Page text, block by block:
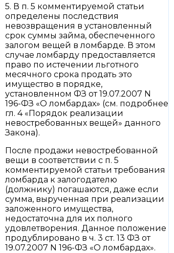
5. В п. 5 комментируемой статьи
определены последствия
невозвращения в установленный
срок суммы займа, обеспеченного
залогом вещей в ломбарде. В этом
случае ломбарду предоставляется
право по истечении льготного
месячного срока продать это
имущество в порядке,
установленном ФЗ от 19.07.2007 N
196-ФЗ «О ломбардах» (см. подробнее
гл. 4 «Порядок реализации
невостребованных вещей» данного
Закона).
После продажи невостребованной
вещи в соответствии с п. 5
комментируемой статьи требования
ломбарда к залогодателю
(должнику) погашаются, даже если
сумма, вырученная при реализации
заложенного имущества,
недостаточна для их полного
удовлетворения. Данное положение
продублировано в ч. 3 ст. 13 ФЗ от
19.07.2007 N 196-ФЗ «О ломбардах».